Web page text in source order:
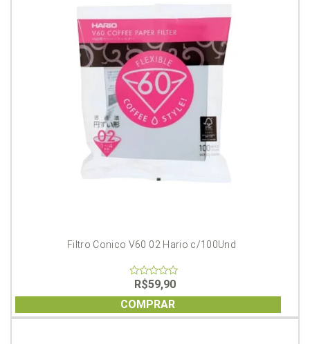
Filtro Conico V60 02 Hario c/100Und
of
5
R$59,90
COMPRAR